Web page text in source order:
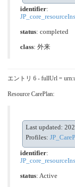
identifier:
status: completed
class: 外来
エントリ 6 - fullUrl =
Resource CarePlan:
Last updated:
Profiles:
identifier:
status: Active